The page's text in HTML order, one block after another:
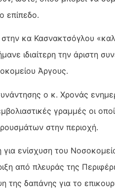
επίπεδο.
κα Κασνακτσόγλου
ιδιαίτερη την άριστη
Άργους.
ο κ. Χρονάς
γραμμές οι
στην περιοχή.
για ενίσχυση του
από πλευράς της
της δαπάνης για το